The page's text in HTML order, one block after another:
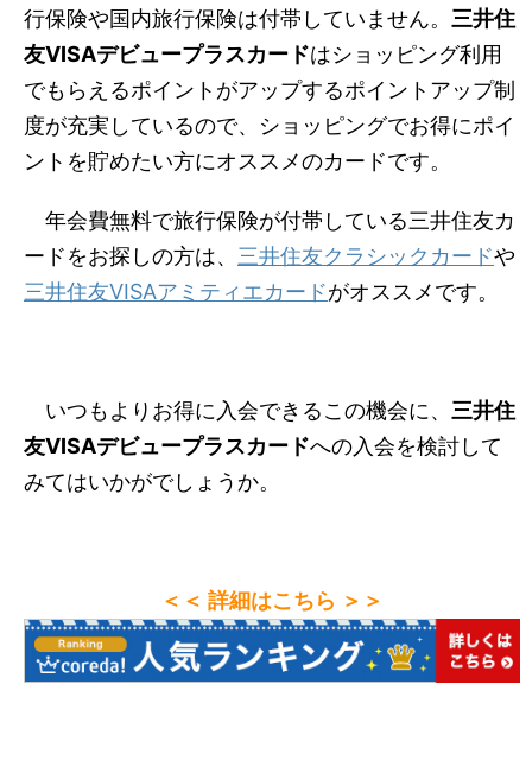
行保険や国内旅行保険は付帯していません。 三井住
友VISAデビュープラスカードはショッピング利用
でもらえるポイントがアップするポイントアップ制
度が充実しているので、ショッピングでお得にポイ
ントを貯めたい方にオススメのカードです。
年会費無料で旅行保険が付帯している三井住友カ
ードをお探しの方は、 三井住友クラシックカードや
三井住友VISAアミティエカードがオススメです。
いつもよりお得に入会できるこの機会に、 三井住
友VISAデビュープラスカードへの入会を検討して
みてはいかがでしょうか。
＜＜ 詳細はこちら ＞＞